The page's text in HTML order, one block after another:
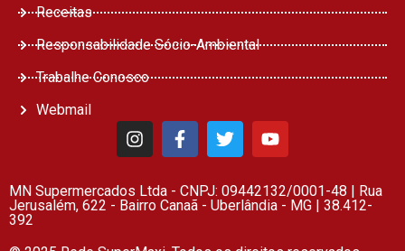
Receitas
Responsabilidade Sócio-Ambiental
Trabalhe Conosco
Webmail
MN Supermercados Ltda - CNPJ: 09442132/0001-48 | Rua
Jerusalém, 622 - Bairro Canaã - Uberlândia - MG | 38.412-
392